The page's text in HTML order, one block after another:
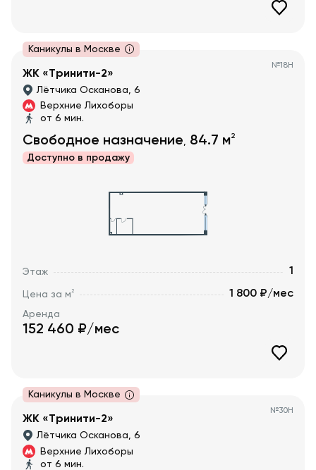
Каникулы в Москве
№18Н
ЖК «Тринити-2»
Лётчика Осканова, 6
Верхние Лихоборы
от 6 мин.
Свободное назначение, 84.7 м2
Доступно в продажу
Этаж 1
Цена за м2 1 800 ₽/мес
Аренда
152 460 ₽/мес
Каникулы в Москве
№30Н
ЖК «Тринити-2»
Лётчика Осканова, 6
Верхние Лихоборы
от 6 мин.